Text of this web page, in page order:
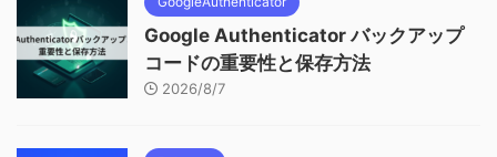
Google Authenticator バックアップ
コードの重要性と保存方法
2026/8/7